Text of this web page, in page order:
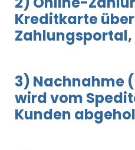
Kreditkarte
Zahlungsportal,
3) Nachnahme
wird vom
Kunden